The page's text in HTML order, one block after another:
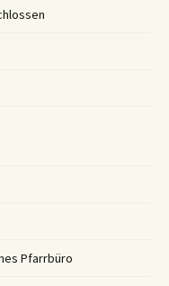
Pfarrbüro